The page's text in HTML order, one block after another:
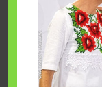
Fairmont
esfuerzos para